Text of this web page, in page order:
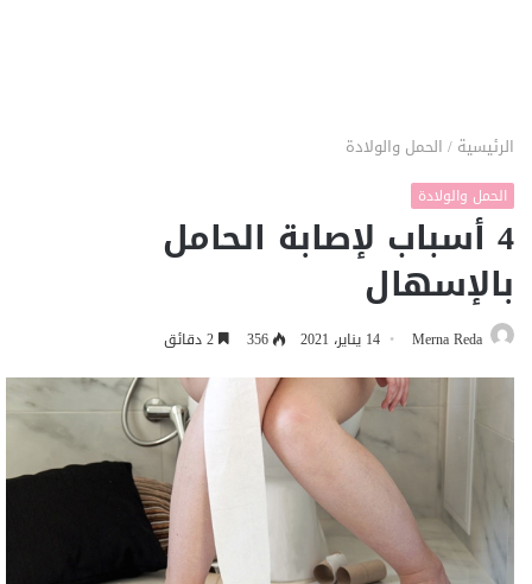
الرئيسية / الحمل والولادة
الحمل والولادة
4 أسباب لإصابة الحامل
بالإسهال
Merna Reda 14 يناير، 2021 356